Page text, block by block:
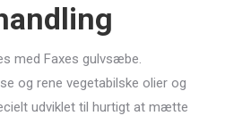
med Faxes gulvsæbe.
og rene vegetabilske olier og
udviklet til hurtigt at mætte